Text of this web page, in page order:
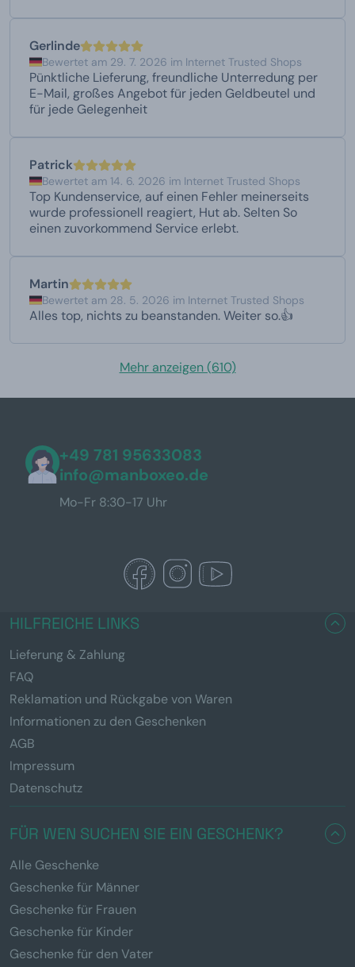
Gerlinde
Bewertet am 29. 7. 2026 im Internet Trusted Shops
Pünktliche Lieferung, freundliche Unterredung per
E-Mail, großes Angebot für jeden Geldbeutel und
für jede Gelegenheit
Patrick
Bewertet am 14. 6. 2026 im Internet Trusted Shops
Top Kundenservice, auf einen Fehler meinerseits
wurde professionell reagiert, Hut ab. Selten So
einen zuvorkommend Service erlebt.
Martin
Bewertet am 28. 5. 2026 im Internet Trusted Shops
Alles top, nichts zu beanstanden. Weiter so.👍
Mehr anzeigen (610)
+49 781 95633083
info@manboxeo.de
Mo-Fr 8:30-17 Uhr
HILFREICHE LINKS
Lieferung & Zahlung
FAQ
Reklamation und Rückgabe von Waren
Informationen zu den Geschenken
AGB
Impressum
Datenschutz
FÜR WEN SUCHEN SIE EIN GESCHENK?
Alle Geschenke
Geschenke für Männer
Geschenke für Frauen
Geschenke für Kinder
Geschenke für den Vater